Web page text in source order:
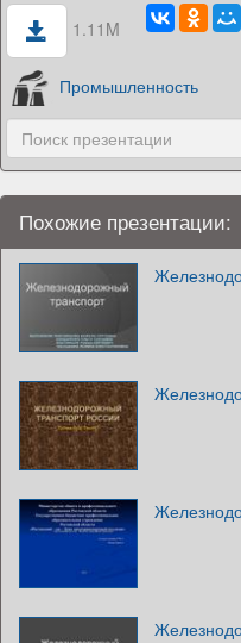
1.11M
Промышленность
Похожие презентации: